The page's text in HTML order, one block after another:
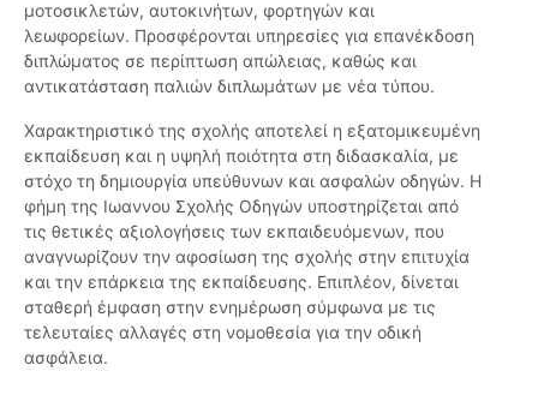
μοτοσικλετών, αυτοκινήτων, φορτηγών και
λεωφορείων. Προσφέρονται υπηρεσίες για επανέκδοση
διπλώματος σε περίπτωση απώλειας, καθώς και
αντικατάσταση παλιών διπλωμάτων με νέα τύπου.
Χαρακτηριστικό της σχολής αποτελεί η εξατομικευμένη
εκπαίδευση και η υψηλή ποιότητα στη διδασκαλία, με
στόχο τη δημιουργία υπεύθυνων και ασφαλών οδηγών. Η
φήμη της Ιωαννου Σχολής Οδηγών υποστηρίζεται από
τις θετικές αξιολογήσεις των εκπαιδευόμενων, που
αναγνωρίζουν την αφοσίωση της σχολής στην επιτυχία
και την επάρκεια της εκπαίδευσης. Επιπλέον, δίνεται
σταθερή έμφαση στην ενημέρωση σύμφωνα με τις
τελευταίες αλλαγές στη νομοθεσία για την οδική
ασφάλεια.